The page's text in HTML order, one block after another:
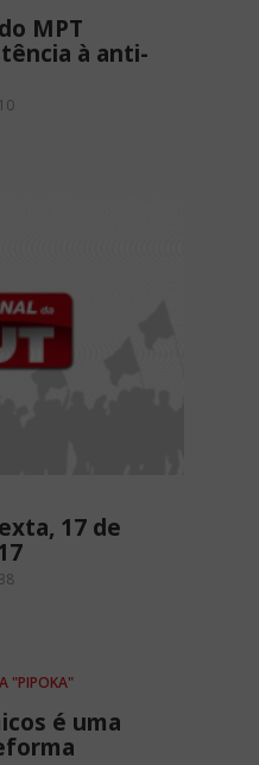
MPT
à anti-
17 de
"PIPOKA"
é uma